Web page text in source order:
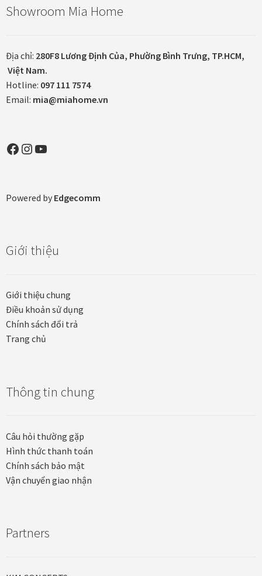
Khung ảnh
Khung tranh gỗ sồi
Khung tranh treo tường
Mia Lifestyle
Nhận vẽ tranh theo yêu cầu
Quà tặng cao cấp
Quà tặng đối tác nước ngoài
Sản phẩm mới
Tài khoản
Test home page 260225
Showroom Mia Home
Địa chỉ: 280F8 Lương Định Của, Phường Bình Trưng, TP.HCM,
Việt Nam.
Hotline: 097 111 7574
Email: mia@miahome.vn
Facebook
Instagram
YouTube
Powered by Edgecomm
Giới thiệu
Giới thiệu chung
Điều khoản sử dụng
Chính sách đổi trả
Trang chủ
Thông tin chung
Câu hỏi thường gặp
Hình thức thanh toán
Chính sách bảo mật
Vận chuyển giao nhận
Partners